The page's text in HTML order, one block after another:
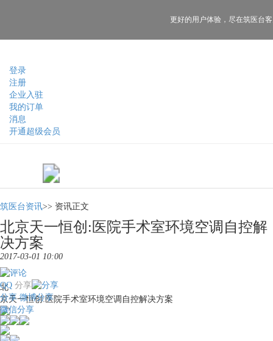
登录
注册
企业入驻
我的订单
消息
开通超级会员
更好的用户体验， 尽在筑医台
筑医台资讯>> 资讯正文
北京天一恒创:医院手术室环境空调自控解
决方案
2017-03-01 10:00
分享
QQ
分享 微博分享
微信分享
北
京天一恒创:医院手术室环境空调自控解决方案